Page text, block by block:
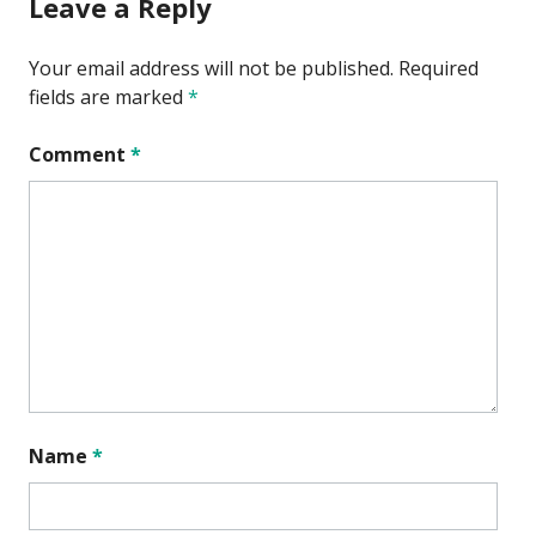
Your email address will not be published. Required
fields are marked *
Comment *
Name *